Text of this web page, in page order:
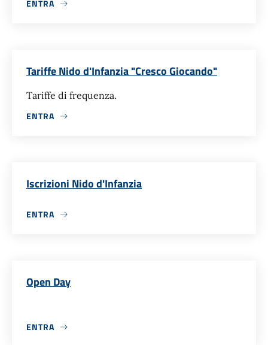
ENTRA
Tariffe Nido d'Infanzia "Cresco Giocando"
Tariffe di frequenza.
ENTRA
Iscrizioni Nido d'Infanzia
ENTRA
Open Day
ENTRA